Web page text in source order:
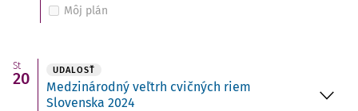
Môj plán
St
20 UDALOSŤ
Medzinárodný veľtrh cvičných riem
Slovenska 2024